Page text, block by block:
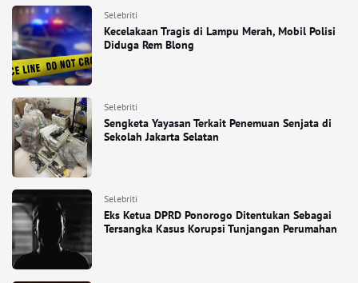
Selebriti
Kecelakaan Tragis di Lampu Merah, Mobil Polisi
Diduga Rem Blong
Selebriti
Sengketa Yayasan Terkait Penemuan Senjata di
Sekolah Jakarta Selatan
Selebriti
Eks Ketua DPRD Ponorogo Ditentukan Sebagai
Tersangka Kasus Korupsi Tunjangan Perumahan